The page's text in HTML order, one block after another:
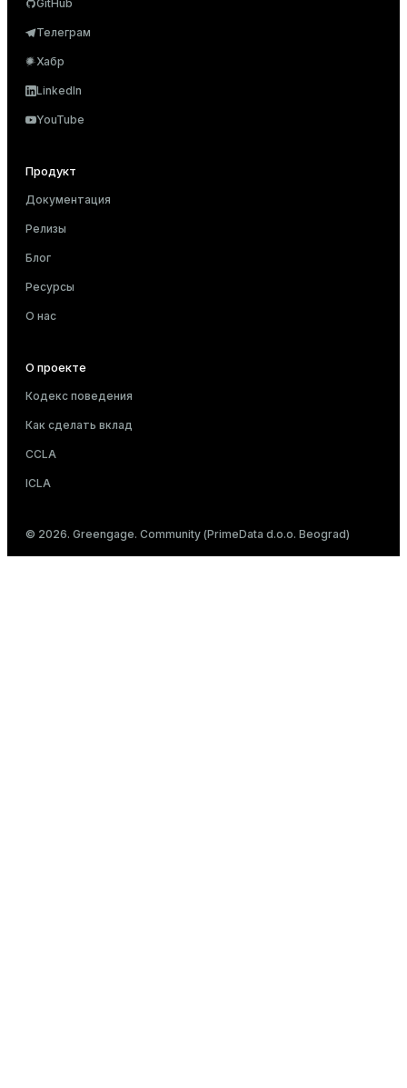
GitHub
Телеграм
Хабр
LinkedIn
YouTube
Продукт
Документация
Релизы
Блог
Ресурсы
О нас
О проекте
Кодекс поведения
Как сделать вклад
CCLA
ICLA
© 2026. Greengage. Community (PrimeData d.o.o. Beograd)